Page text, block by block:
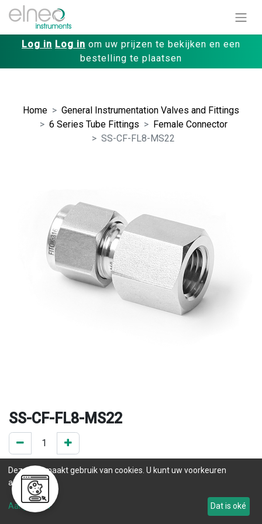
Log in Log in om uw prijzen te bekijken en een
bestelling te plaatsen
Home
General Instrumentation Valves and Fittings
6 Series Tube Fittings
Female Connector
SS-CF-FL8-MS22
SS-CF-FL8-MS22
0 ST op voorraad
.
.
Deze site maakt gebruik van cookies. U kunt uw voorkeuren
aanpassen.
Aanpassen Dat is oké